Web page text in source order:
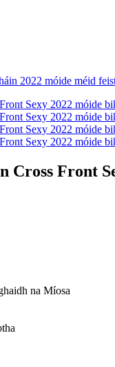
Cross Front
na Míosa